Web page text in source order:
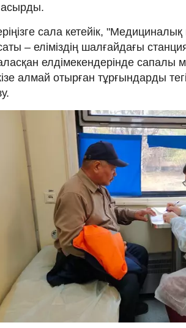
асырды.
сала кетейік,
– еліміздің шалғайдағы
елдімекендерінде сапалы
алмай отырған тұрғындарды